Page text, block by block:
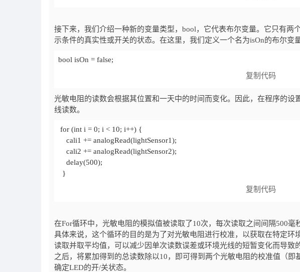
digitalWrite(ledPin, HIGH);
delay(1000);
delay(1000);
Serial.println("开始");
}
// 读取左侧光传感器的值
// 根据传感器值确定手势方向并控制LED
isOn = true;
接下来，我们介绍一种新的变量类型，bool，它代表布尔变量。它只有两
示条件的真实性或开关的状态。在这里，我们定义一个名为isOn的布尔变
bool isOn = false;
复制代码
光敏电阻的读数会根据其位置和一天中的时间而变化。因此，在程序的
线读数。
}
复制代码
在For循环中，光敏电阻的模拟值被读取了10次，每次读取之间间隔500毫
具体来说，这个循环的目的是为了对光敏电阻进行校准，以获取在特定环
读取并取平均值，可以减少因单次读数误差或环境光线的短暂变化而导致
之后，将累加得到的总读数除以10，即可得到两个光敏电阻的校准值（
确定LED的开/关状态。